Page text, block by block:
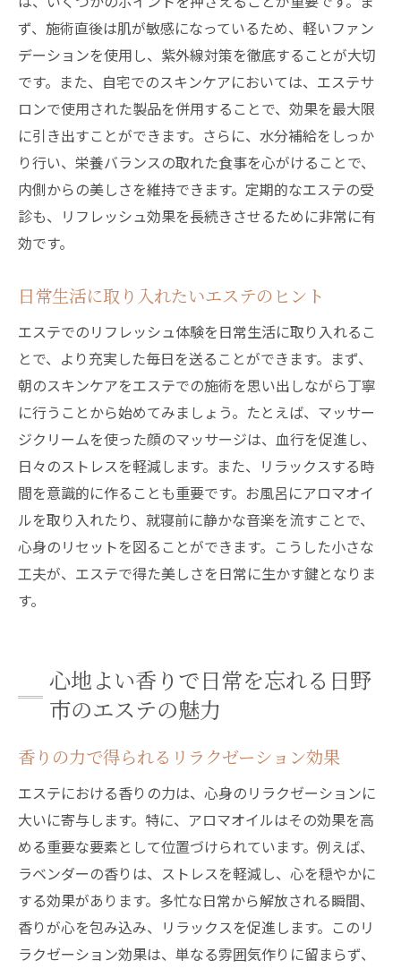
新たな自分を見つけるためのエステ体験
美白エステで自信を取り戻す方法
心と肌を癒すアプローチの科学
施術後に感じる変化とその持続性
美白エステがもたらすポジティブな影響
日野市のエステがもたらす新たな活力をチェッ
クしよう
エステが活力に与える影響とは
力
新たな日常をサポートするエステ施術
エステで得た活力を日常に活かす方法
エステが人生に与えるポジティブな変化
ず、施術直後は肌が敏感になっているため、軽いファン
デーションを使用し、紫外線対策を徹底することが大切
です。また、自宅でのスキンケアにおいては、エステサ
ロンで使用された製品を併用することで、効果を最大限
に引き出すことができます。さらに、水分補給をしっか
り行い、栄養バランスの取れた食事を心がけることで、
内側からの美しさを維持できます。定期的なエステの受
診も、リフレッシュ効果を長続きさせるために非常に有
効です。
日常生活に取り入れたいエステのヒント
エステでのリフレッシュ体験を日常生活に取り入れるこ
とで、より充実した毎日を送ることができます。まず、
朝のスキンケアをエステでの施術を思い出しながら丁寧
に行うことから始めてみましょう。たとえば、マッサー
ジクリームを使った顔のマッサージは、血行を促進し、
日々のストレスを軽減します。また、リラックスする時
間を意識的に作ることも重要です。お風呂にアロマオイ
ルを取り入れたり、就寝前に静かな音楽を流すことで、
心身のリセットを図ることができます。こうした小さな
工夫が、エステで得た美しさを日常に生かす鍵となりま
す。
心地よい香りで日常を忘れる日野
市のエステの魅力
香りの力で得られるリラクゼーション効果
エステにおける香りの力は、心身のリラクゼーションに
大いに寄与します。特に、アロマオイルはその効果を高
める重要な要素として位置づけられています。例えば、
ラベンダーの香りは、ストレスを軽減し、心を穏やかに
する効果があります。多忙な日常から解放される瞬間、
香りが心を包み込み、リラックスを促進します。このリ
ラクゼーション効果は、単なる雰囲気作りに留まらず、